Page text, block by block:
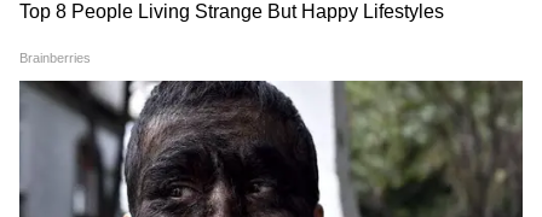
Atiq Ahmed के बेटे की मौत पर घर पहुंचे
Akhilesh Yadav के विधायक, जमकर हो रही
फजीहत!
समुद्र की तरह क्यों हिल रहा था मोरबी के कुएं का